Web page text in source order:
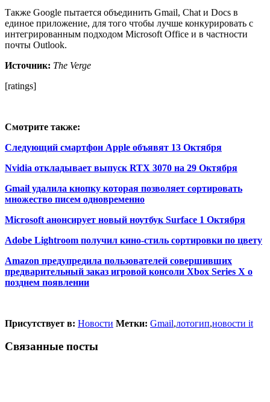
Также Google пытается объединить Gmail, Chat и Docs в
единое приложение, для того чтобы лучше конкурировать с
интегрированным подходом Microsoft Office и в частности
почты Outlook.
Источник: The Verge
[ratings]
Смотрите также:
Следующий смартфон Apple объявят 13 Октября
Nvidia откладывает выпуск RTX 3070 на 29 Октября
Gmail удалила кнопку которая позволяет сортировать
множество писем одновременно
Microsoft анонсирует новый ноутбук Surface 1 Октября
Adobe Lightroom получил кино-стиль сортировки по цвету
Amazon предупредила пользователей совершивших
предварительный заказ игровой консоли Xbox Series X о
позднем появлении
Присутствует в: Новости Метки: Gmail,лотогип,новости it
Связанные посты